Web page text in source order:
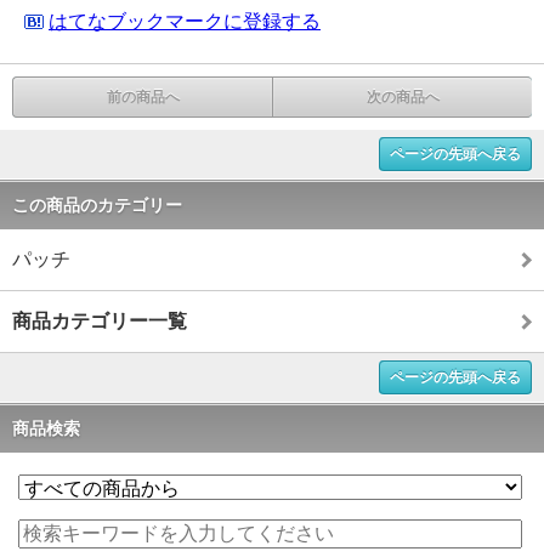
はてなブックマークに登録する
前の商品へ 次の商品へ
ページの先頭へ戻る
この商品のカテゴリー
パッチ
商品カテゴリー一覧
ページの先頭へ戻る
商品検索